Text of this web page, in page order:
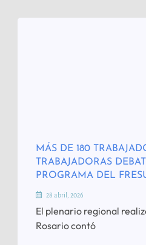
MÁS DE 180
TRABAJADORAS
PROGRAMA DEL
28 abril, 2026
El plenario regional
Rosario contó